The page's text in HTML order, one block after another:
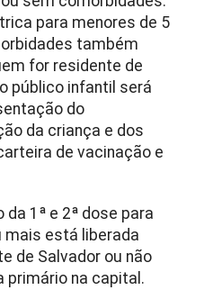
para menores de 5
também
for residente de
público infantil será
do
da criança e dos
de vacinação e
1ª e 2ª dose para
mais está liberada
de Salvador ou não
primário na capital.